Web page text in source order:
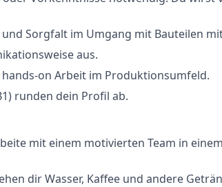
Sorgfalt im Umgang mit Bauteilen
aus.
on Arbeit im Produktionsumfeld.
runden dein Profil ab.
mit einem motivierten Team in
dir Wasser, Kaffee und andere